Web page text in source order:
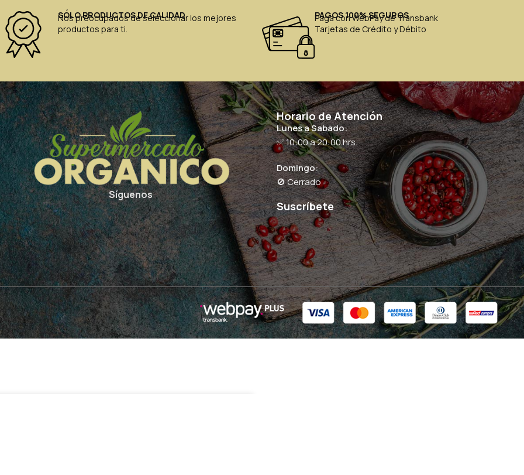
SÓLO PRODUCTOS DE CALIDAD
Nos preocupados de seleccionar los mejores
productos para ti.
PAGOS 100% SEGUROS
Paga con WebPay de Transbank
Tarjetas de Crédito y Débito
Síguenos
Horario de Atención
Lunes a Sabado:
✅ 10:00 a 20:00 hrs.
Domingo:
🚫 Cerrado
Suscríbete